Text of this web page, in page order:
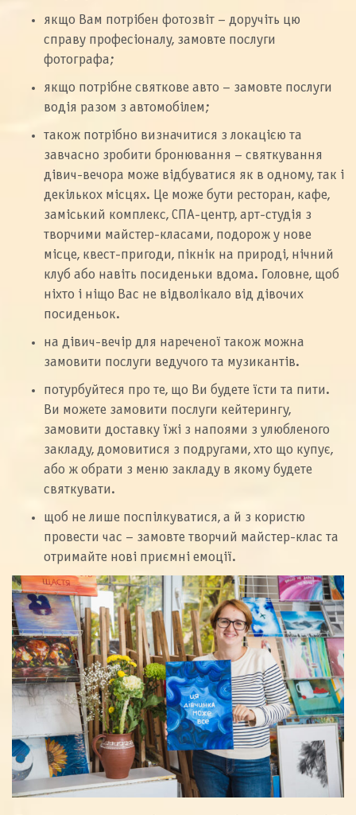
якщо Вам потрібен фотозвіт – доручіть цю
справу професіоналу, замовте послуги
фотографа;
якщо потрібне святкове авто – замовте послуги
водія разом з автомобілем;
також потрібно визначитися з локацією та
завчасно зробити бронювання – святкування
дівич-вечора може відбуватися як в одному, так і
декількох місцях. Це може бути ресторан, кафе,
заміський комплекс, СПА-центр, арт-студія з
творчими майстер-класами, подорож у нове
місце, квест-пригоди, пікнік на природі, нічний
клуб або навіть посиденьки вдома. Головне, щоб
ніхто і ніщо Вас не відволікало від дівочих
посиденьок.
на дівич-вечір для нареченої також можна
замовити послуги ведучого та музикантів.
потурбуйтеся про те, що Ви будете їсти та пити.
Ви можете замовити послуги кейтерингу,
замовити доставку їжі з напоями з улюбленого
закладу, домовитися з подругами, хто що купує,
або ж обрати з меню закладу в якому будете
святкувати.
щоб не лише поспілкуватися, а й з користю
провести час – замовте творчий майстер-клас та
отримайте нові приємні емоції.